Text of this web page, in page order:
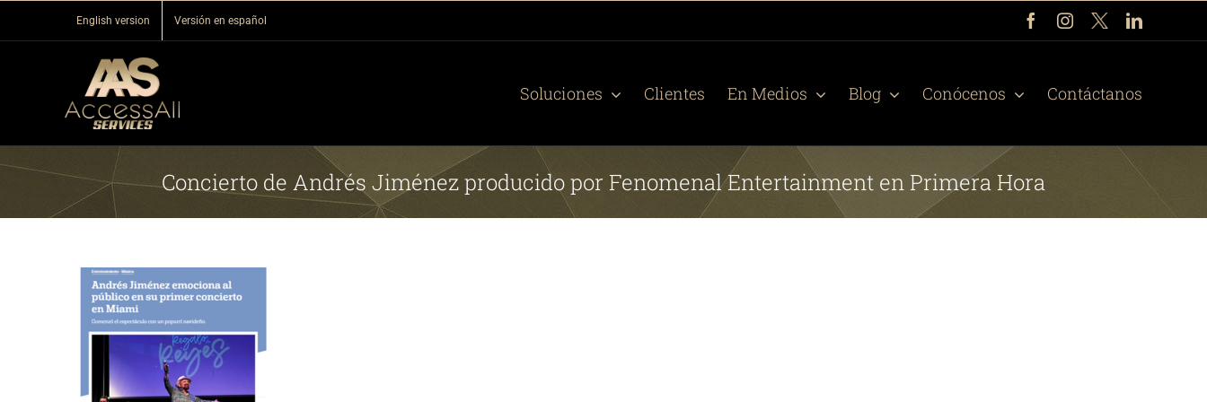
English version Versión en español FacebookInstagram
X LinkedIn
Soluciones Clientes En Medios Blog Conócenos Contáctanos
Concierto de Andrés Jiménez producido por Fenomenal Entertainment en Primera Hora